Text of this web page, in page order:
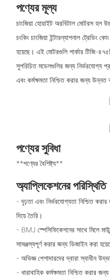
পণ্যের মূল্য
চাংজিয়া হোয়াইট অরবিটাল মোটরস হল
চংকিং চাংজিয়া ইন্টারন্যাশনাল ট্রেডিং
হয়েছে। এই মোটরগুলি পার্কার টিজি-
সুপরিচিত মডেলগুলির জন্য নির্ভরযোগ্য
এবং কর্মক্ষমতা নিশ্চিত করার জন্য উন্নত
পণ্যের সুবিধা
**পণ্যের বৈশিষ্ট্য**
অ্যাপ্লিকেশনের পরিস্থিতি
- দৃঢ়তা এবং নির্ভরযোগ্যতা নিশ্চিত
দিয়ে তৈরি।
- BMJ স্পেসিফিকেশনের সাথে মিলে
সামঞ্জস্যপূর্ণ করার জন্য ডিজাইন করা
- অভিজ্ঞ পেশাদারদের দ্বারা স্বাধীন
- ধারাবাহিক কর্মক্ষমতা নিশ্চিত করার